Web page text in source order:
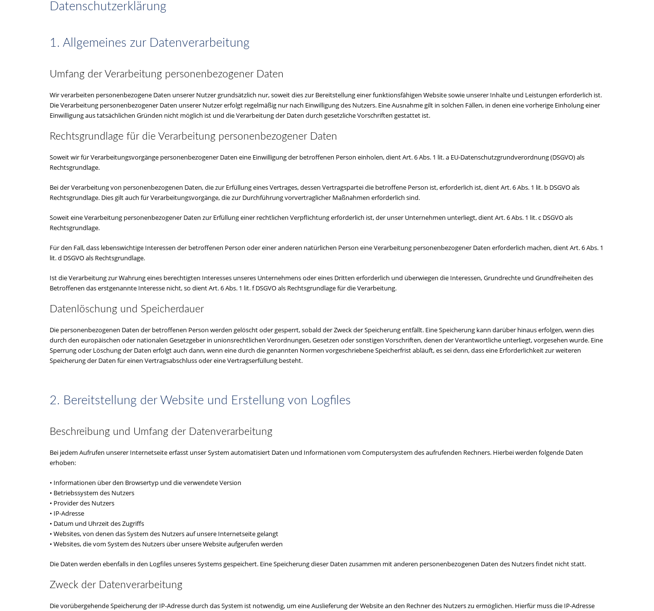
Datenschutzerklärung
1. Allgemeines zur Datenverarbeitung
Umfang der Verarbeitung personenbezogener Daten
Wir verarbeiten personenbezogene Daten unserer Nutzer grundsätzlich nur, soweit dies zur Bereitstellung einer funktionsfähigen Website sowie unserer Inhalte und Leistungen erforderlich ist.
Die Verarbeitung personenbezogener Daten unserer Nutzer erfolgt regelmäßig nur nach Einwilligung des Nutzers. Eine Ausnahme gilt in solchen Fällen, in denen eine vorherige Einholung einer
Einwilligung aus tatsächlichen Gründen nicht möglich ist und die Verarbeitung der Daten durch gesetzliche Vorschriften gestattet ist.
Rechtsgrundlage für die Verarbeitung personenbezogener Daten
Soweit wir für Verarbeitungsvorgänge personenbezogener Daten eine Einwilligung der betroffenen Person einholen, dient Art. 6 Abs. 1 lit. a EU-Datenschutzgrundverordnung (DSGVO) als
Rechtsgrundlage.
Bei der Verarbeitung von personenbezogenen Daten, die zur Erfüllung eines Vertrages, dessen Vertragspartei die betroffene Person ist, erforderlich ist, dient Art. 6 Abs. 1 lit. b DSGVO als
Rechtsgrundlage. Dies gilt auch für Verarbeitungsvorgänge, die zur Durchführung vorvertraglicher Maßnahmen erforderlich sind.
Soweit eine Verarbeitung personenbezogener Daten zur Erfüllung einer rechtlichen Verpflichtung erforderlich ist, der unser Unternehmen unterliegt, dient Art. 6 Abs. 1 lit. c DSGVO als
Rechtsgrundlage.
Für den Fall, dass lebenswichtige Interessen der betroffenen Person oder einer anderen natürlichen Person eine Verarbeitung personenbezogener Daten erforderlich machen, dient Art. 6 Abs. 1
lit. d DSGVO als Rechtsgrundlage.
Ist die Verarbeitung zur Wahrung eines berechtigten Interesses unseres Unternehmens oder eines Dritten erforderlich und überwiegen die Interessen, Grundrechte und Grundfreiheiten des
Betroffenen das erstgenannte Interesse nicht, so dient Art. 6 Abs. 1 lit. f DSGVO als Rechtsgrundlage für die Verarbeitung.
Datenlöschung und Speicherdauer
Die personenbezogenen Daten der betroffenen Person werden gelöscht oder gesperrt, sobald der Zweck der Speicherung entfällt. Eine Speicherung kann darüber hinaus erfolgen, wenn dies
durch den europäischen oder nationalen Gesetzgeber in unionsrechtlichen Verordnungen, Gesetzen oder sonstigen Vorschriften, denen der Verantwortliche unterliegt, vorgesehen wurde. Eine
Sperrung oder Löschung der Daten erfolgt auch dann, wenn eine durch die genannten Normen vorgeschriebene Speicherfrist abläuft, es sei denn, dass eine Erforderlichkeit zur weiteren
Speicherung der Daten für einen Vertragsabschluss oder eine Vertragserfüllung besteht.
2. Bereitstellung der Website und Erstellung von Logfiles
Beschreibung und Umfang der Datenverarbeitung
Bei jedem Aufrufen unserer Internetseite erfasst unser System automatisiert Daten und Informationen vom Computersystem des aufrufenden Rechners. Hierbei werden folgende Daten
erhoben:
• Informationen über den Browsertyp und die verwendete Version
• Betriebssystem des Nutzers
• Provider des Nutzers
• IP-Adresse
• Datum und Uhrzeit des Zugriffs
• Websites, von denen das System des Nutzers auf unsere Internetseite gelangt
• Websites, die vom System des Nutzers über unsere Website aufgerufen werden
Die Daten werden ebenfalls in den Logfiles unseres Systems gespeichert. Eine Speicherung dieser Daten zusammen mit anderen personenbezogenen Daten des Nutzers findet nicht statt.
Zweck der Datenverarbeitung
Die vorübergehende Speicherung der IP-Adresse durch das System ist notwendig, um eine Auslieferung der Website an den Rechner des Nutzers zu ermöglichen. Hierfür muss die IP-Adresse